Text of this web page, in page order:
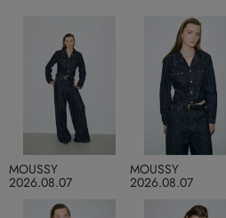
2026.08.07
MOUSSY
2026.08.07
MOUSSY